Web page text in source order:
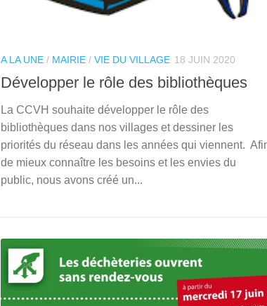
A LA UNE / MAIRIE / VIE DU VILLAGE 18 JUIN 2020
Développer le rôle des bibliothèques
La CCVH souhaite développer le rôle des
bibliothèques dans nos villages et dessiner les
priorités du réseau dans les années qui viennent.
de mieux connaître les besoins et les envies du
public, nous avons créé un...